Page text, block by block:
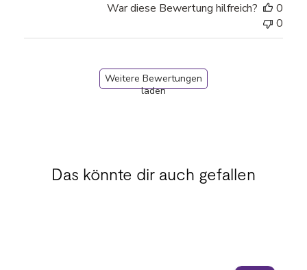
War diese Bewertung hilfreich?
0
0
Weitere Bewertungen
laden
Das könnte dir auch gefallen